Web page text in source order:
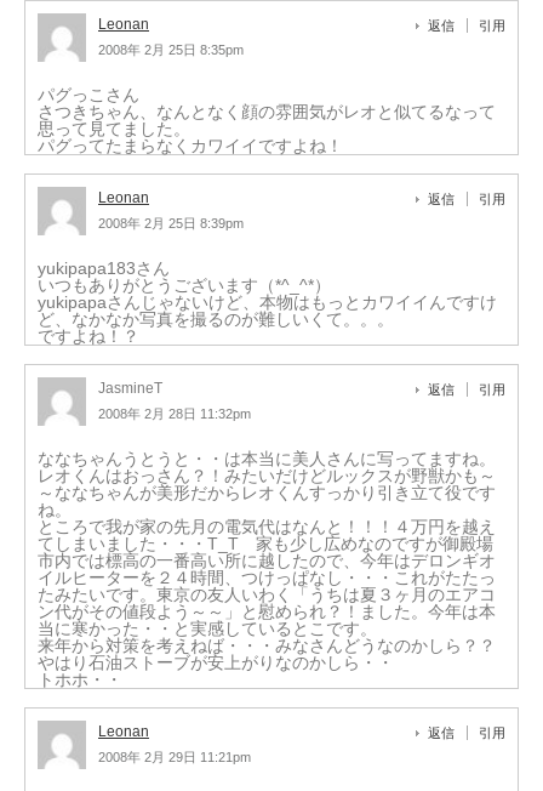
Leonan
2008年 2月 25日 8:35pm
返信 引用
パグっこさん
さつきちゃん、なんとなく顔の雰囲気がレオと似てるなって
思って見てました。
パグってたまらなくカワイイですよね！
Leonan
2008年 2月 25日 8:39pm
返信 引用
yukipapa183さん
いつもありがとうございます（*^_^*）
yukipapaさんじゃないけど、本物はもっとカワイイんですけ
ど、なかなか写真を撮るのが難しいくて。。。
ですよね！？
JasmineT
2008年 2月 28日 11:32pm
返信 引用
ななちゃんうとうと・・は本当に美人さんに写ってますね。
レオくんはおっさん？！みたいだけどルックスが野獣かも～
～ななちゃんが美形だからレオくんすっかり引き立て役です
ね。
ところで我が家の先月の電気代はなんと！！！４万円を越え
てしまいました・・・T_T 家も少し広めなのですが御殿場
市内では標高の一番高い所に越したので、今年はデロンギオ
イルヒーターを２４時間、つけっぱなし・・・これがたたっ
たみたいです。東京の友人いわく「うちは夏３ヶ月のエアコ
ン代がその値段よう～～」と慰められ？！ました。今年は本
当に寒かった・・と実感しているとこです。
来年から対策を考えねば・・・みなさんどうなのかしら？？
やはり石油ストーブが安上がりなのかしら・・
トホホ・・
Leonan
2008年 2月 29日 11:21pm
返信 引用